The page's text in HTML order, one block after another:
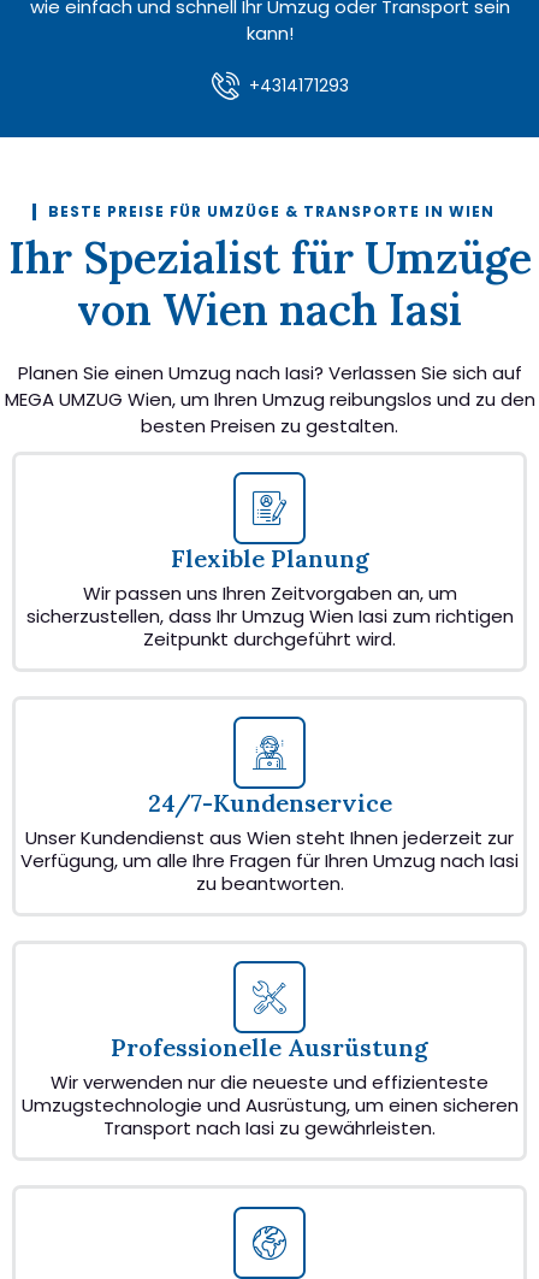
wie einfach und schnell Ihr Umzug oder Transport sein
kann!
+4314171293
BESTE PREISE FÜR UMZÜGE & TRANSPORTE IN WIEN
Ihr Spezialist für Umzüge
von Wien nach Iasi
Planen Sie einen Umzug nach Iasi? Verlassen Sie sich auf
MEGA UMZUG Wien, um Ihren Umzug reibungslos und zu den
besten Preisen zu gestalten.
Flexible Planung
Wir passen uns Ihren Zeitvorgaben an, um
sicherzustellen, dass Ihr Umzug Wien Iasi zum richtigen
Zeitpunkt durchgeführt wird.
24/7-Kundenservice
Unser Kundendienst aus Wien steht Ihnen jederzeit zur
Verfügung, um alle Ihre Fragen für Ihren Umzug nach Iasi
zu beantworten.
Professionelle Ausrüstung
Wir verwenden nur die neueste und effizienteste
Umzugstechnologie und Ausrüstung, um einen sicheren
Transport nach Iasi zu gewährleisten.